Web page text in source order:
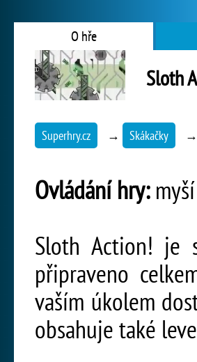
O hře
Sloth
Superhry.cz → Skákačky →
Ovládání hry:myší
Sloth Action! je
připraveno
vaším úkolem
obsahuje také